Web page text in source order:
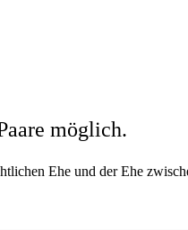
möglich.
Ehe und der Ehe